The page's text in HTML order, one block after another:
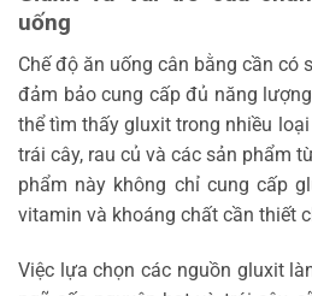
uống
Chế độ ăn uống cân bằng cần có
đảm bảo cung cấp đủ năng
thể tìm thấy gluxit trong nhiều
trái cây, rau củ và các sản phẩm
phẩm này không chỉ cung cấp
vitamin và khoáng chất cần thiết
Việc lựa chọn các nguồn gluxit